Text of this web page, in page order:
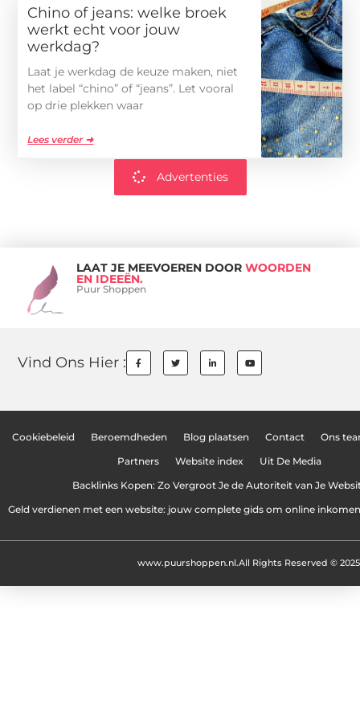
Chino of jeans: welke broek
werkt echt voor jouw
werkdag?
Laat je werkdag de keuze maken, niet
het label “chino” of “jeans”. Let vooral
op drie plekken waar
Lees verder ➜
Advertenties
LAAT JE MEEVOEREN DOOR WOORDEN
EN IDEEËN.
Puur Shoppen
Vind Ons Hier :
Cookiebeleid Beroemdheden Blog plaatsen Contact Ons
Partners Website index Uit De Media
Backlinks Kopen: Zo Vergroot Je de Autoriteit van Je
Geld verdienen met een website: jouw complete gids om online
All Rights Reserved © 2025
www.puurshoppen.nl.